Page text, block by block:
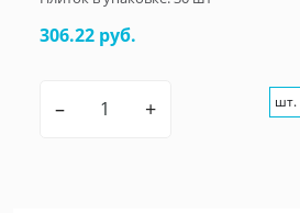
306.22 руб.
– + шт.